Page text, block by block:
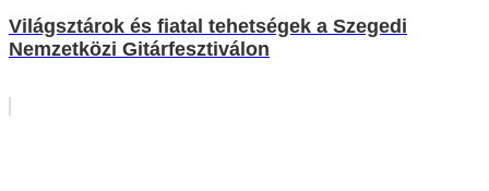
Világsztárok és fiatal tehetségek a Szegedi
Nemzetközi Gitárfesztiválon